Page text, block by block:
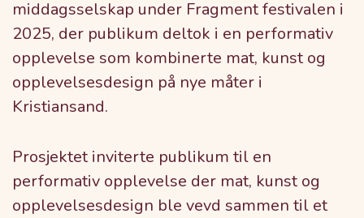
middagsselskap under Fragment festivalen i
2025, der publikum deltok i en performativ
opplevelse som kombinerte mat, kunst og
opplevelsesdesign på nye måter i
Kristiansand.
Prosjektet inviterte publikum til en
performativ opplevelse der mat, kunst og
opplevelsesdesign ble vevd sammen til et